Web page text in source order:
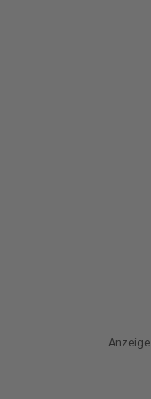
Anzeige